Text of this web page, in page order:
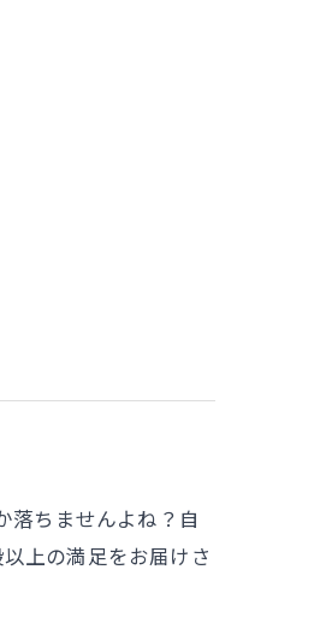
落ちませんよね？自
上の満足をお届けさ